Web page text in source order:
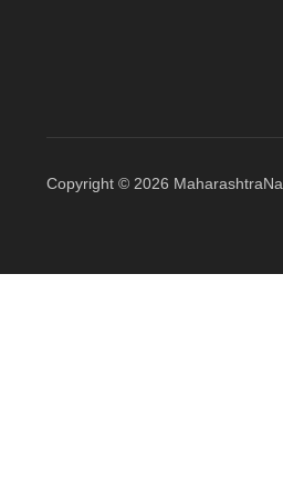
Copyright © 2026